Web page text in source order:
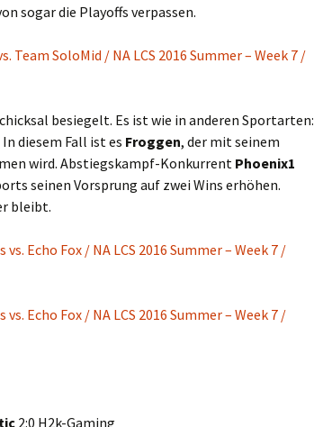
sogar die Playoffs verpassen.
Team SoloMid / NA LCS 2016 Summer – Week 7 /
besiegelt. Es ist wie in anderen Sportarten:
diesem Fall ist es Froggen, der mit seinem
wird. Abstiegskampf-Konkurrent Phoenix1
seinen Vorsprung auf zwei Wins erhöhen.
bleibt.
Echo Fox / NA LCS 2016 Summer – Week 7 /
Echo Fox / NA LCS 2016 Summer – Week 7 /
2:0 H2k-Gaming